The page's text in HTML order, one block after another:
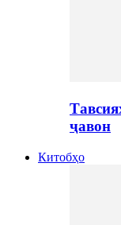
ҷавон
Китобҳо